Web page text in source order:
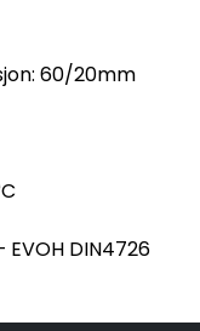
60/20mm
DIN4726